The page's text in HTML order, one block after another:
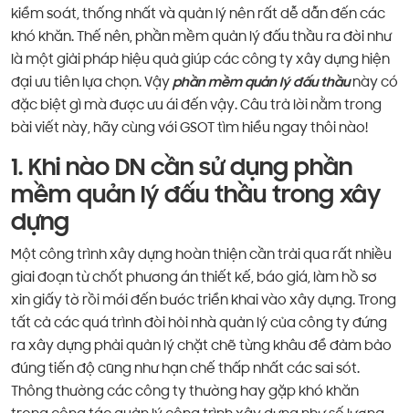
kiểm soát, thống nhất và quản lý nên rất dễ dẫn đến các
khó khăn. Thế nên, phần mềm quản lý đấu thầu ra đời như
là một giải pháp hiệu quả giúp các công ty xây dựng hiện
đại ưu tiên lựa chọn. Vậy phần mềm quản lý đấu thầunày có
đặc biệt gì mà được ưu ái đến vậy. Câu trả lời nằm trong
bài viết này, hãy cùng với GSOT tìm hiểu ngay thôi nào!
1. Khi nào DN cần sử dụng phần
mềm quản lý đấu thầu trong xây
dựng
Một công trình xây dựng hoàn thiện cần trải qua rất nhiều
giai đoạn từ chốt phương án thiết kế, báo giá, làm hồ sơ
xin giấy tờ rồi mới đến bước triển khai vào xây dựng. Trong
tất cả các quá trình đòi hỏi nhà quản lý của công ty đứng
ra xây dựng phải quản lý chặt chẽ từng khâu để đảm bảo
đúng tiến độ cũng như hạn chế thấp nhất các sai sót.
Thông thường các công ty thường hay gặp khó khăn